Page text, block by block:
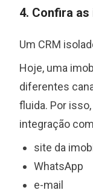
4. Confira
Um CRM
Hoje, uma
diferentes
fluida. Por
integração
site da
WhatsApp
e-mail